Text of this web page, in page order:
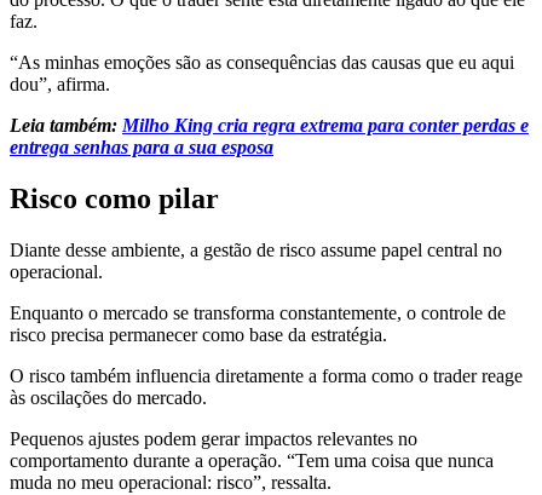
faz.
“As minhas emoções são as consequências das causas que eu aqui
dou”, afirma.
Leia também: Milho King cria regra extrema para conter perdas e
entrega senhas para a sua esposa
Risco como pilar
Diante desse ambiente, a gestão de risco assume papel central no
operacional.
Enquanto o mercado se transforma constantemente, o controle de
risco precisa permanecer como base da estratégia.
O risco também influencia diretamente a forma como o trader reage
às oscilações do mercado.
Pequenos ajustes podem gerar impactos relevantes no
comportamento durante a operação. “Tem uma coisa que nunca
muda no meu operacional: risco”, ressalta.